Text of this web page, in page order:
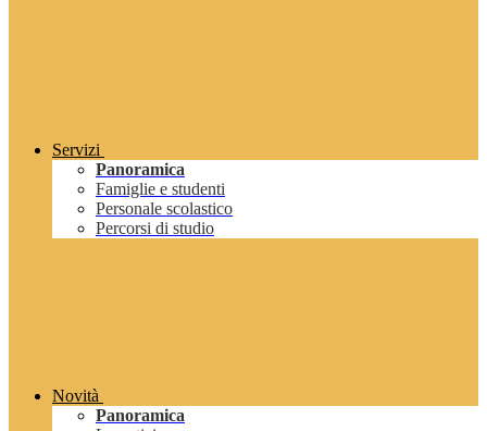
Servizi
Panoramica
Famiglie e studenti
Personale scolastico
Percorsi di studio
Novità
Panoramica